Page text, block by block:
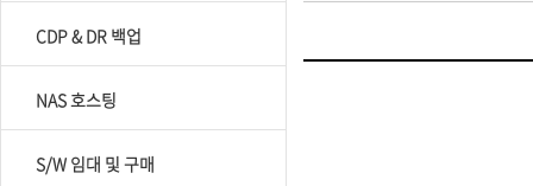
CDP & DR 백업
NAS 호스팅
S/W 임대 및 구매